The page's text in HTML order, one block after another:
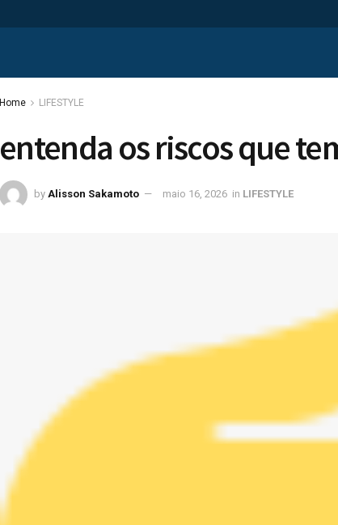
Home LIFESTYLE
entenda os riscos que
by Alisson Sakamoto maio 16, 2026 in LIFESTYLE